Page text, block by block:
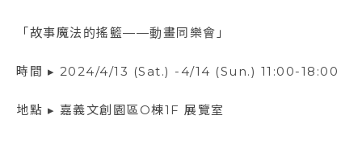
「故事魔法的搖籃——動畫同樂會」
時間 ▸ 2024/4/13 (Sat.) -4/14 (Sun.) 11:00-18:00
地點 ▸ 嘉義文創園區O棟1F 展覽室